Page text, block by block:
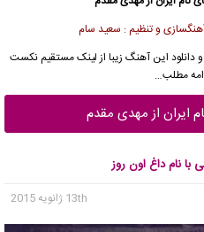
و تنظیم : سعید سام
این آهنگ زیبا از لینک مستقیم نکست
مطلب…
ایران از مهدی مقدم
نام داغ اون روز
13th ژانویه 2015